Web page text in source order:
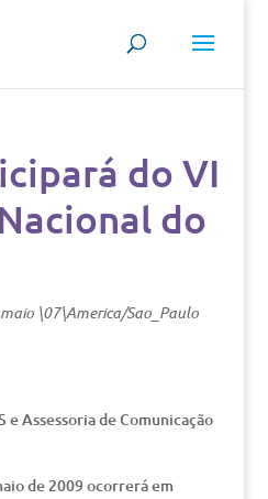
do VI
do
\07\America/Sao_Paulo
e Assessoria de Comunicação
de 2009 ocorrerá em